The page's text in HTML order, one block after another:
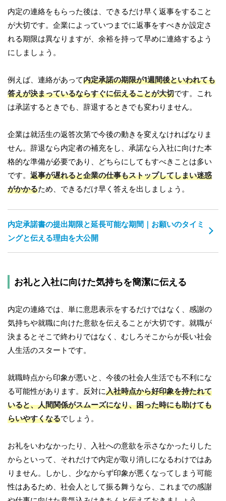
内定の連絡をもらった後は、できるだけ早く返事をすること
が大切です。企業によっていつまでに返事をすべきか設定さ
れる期限は異なりますが、余裕を持って早めに連絡するよう
にしましょう。
例えば、連絡があって内定承諾の期限が1週間後といわれても
答えが決まっているならすぐに伝えることが大切です。これ
は承諾するときでも、辞退するときでも変わりません。
企業は就活生の返答次第で今後の動きを変えなければなりま
せん。辞退なら内定者の補充をし、承諾なら入社に向けた本
格的な準備が必要であり、どちらにしてもすべきことは多い
です。 返事が遅れると企業の仕事もストップしてしまい迷惑
がかかるため、できるだけ早く答えを出しましょう。
内定承諾書の提出期限と延長可能な期間｜お願いのタイミ
ングと伝える理由を大公開
お礼と入社に向けた気持ちを簡潔に伝える
内定の連絡では、単に意思表示をするだけではなく、感謝の
気持ちや就職に向けた意欲を伝えることが大切です。就職が
決まるとそこで終わりではなく、むしろそこからが長い社会
人生活のスタートです。
就職時点から印象が悪いと、今後の社会人生活でも不利にな
る可能性があります。反対に入社時点から好印象を持たれて
いると、人間関係がスムーズになり、困った時にも助けても
らいやすくなるでしょう。
お礼をいわなかったり、入社への意欲を示さなかったりした
からといって、それだけで内定が取り消しになるわけではあ
りません。しかし、少なからず印象が悪くなってしまう可能
性はあるため、社会人として振る舞うなら、これまでの感謝